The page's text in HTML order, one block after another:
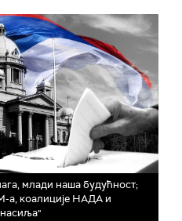
млади наша будућност;
а, коалиције НАДА и